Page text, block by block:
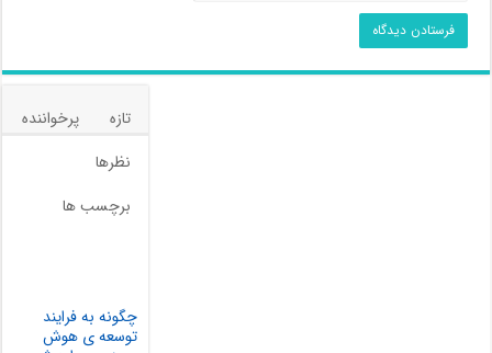
تازه
پرخواننده
نظرها
برچسب ها
چگونه به فرایند
توسعه ی هوش